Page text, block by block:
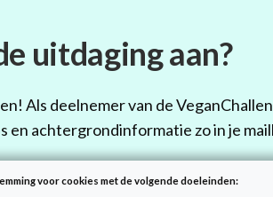
uitdaging aan?
Als deelnemer van de
en achtergrondinformatie zo in je
voor cookies met de volgende doeleinden: